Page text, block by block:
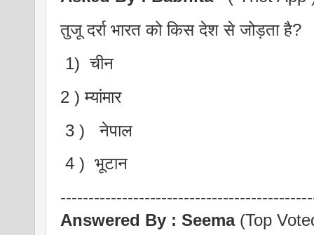
तुजू दर्रा भारत को किस देश से जोड़ता है?
1) चीन
2 ) म्यांमार
3 ) नेपाल
4 ) भूटान
Answered By : Seema(Top